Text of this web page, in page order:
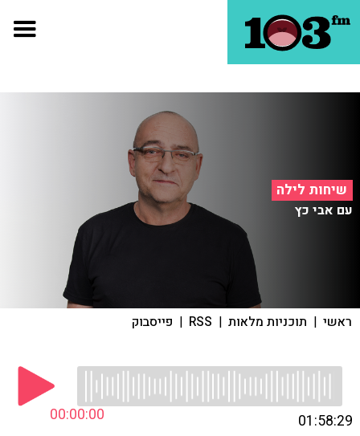
שיחות לילה
עם אבי כץ
ראשי | תוכניות מלאות |
RSS
| פייסבוק
00:00:00 01:58:29